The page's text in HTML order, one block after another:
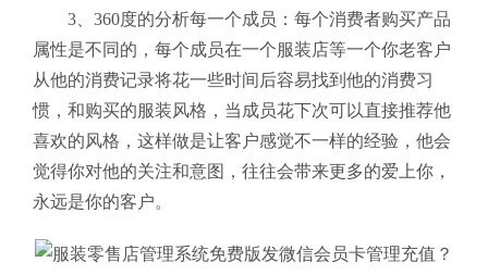
3、 360度的分析每一个成员：每个消费者购买产品
属性是不同的，每个成员在一个服装店等一个你老客户
从他的消费记录将花一些时间后容易找到他的消费习
惯，和购买的服装风格，当成员花下次可以直接推荐他
喜欢的风格，这样做是让客户感觉不一样的经验，他会
觉得你对他的关注和意图，往往会带来更多的爱上你，
永远是你的客户。